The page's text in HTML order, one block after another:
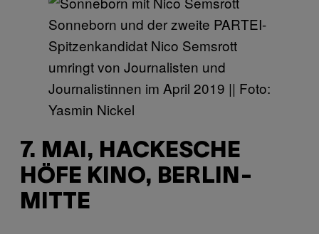
Sonneborn und der zweite PARTEI-
Spitzenkandidat Nico Semsrott
umringt von Journalisten und
Journalistinnen im April 2019 || Foto:
Yasmin Nickel
7. MAI, HACKESCHE
HÖFE KINO, BERLIN-
MITTE